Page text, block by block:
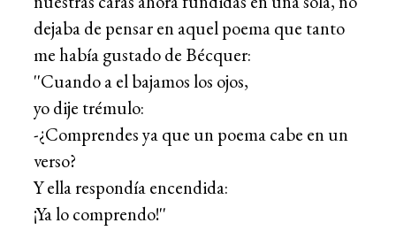
dejaba de pensar en aquel poema que tanto
me había gustado de Bécquer:
''Cuando a el bajamos los ojos,
yo dije trémulo:
-¿Comprendes ya que un poema cabe en un
verso?
Y ella respondía encendida:
¡Ya lo comprendo!''